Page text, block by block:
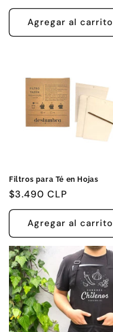
habitual
Agregar al carrito
Filtros para Té en Hojas
Precio
habitual
$3.490 CLP
Agregar al carrito